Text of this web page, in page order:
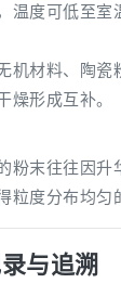
温度可低至室
机材料、陶
形成互补。
粉末往往因升
度分布均匀
与追溯